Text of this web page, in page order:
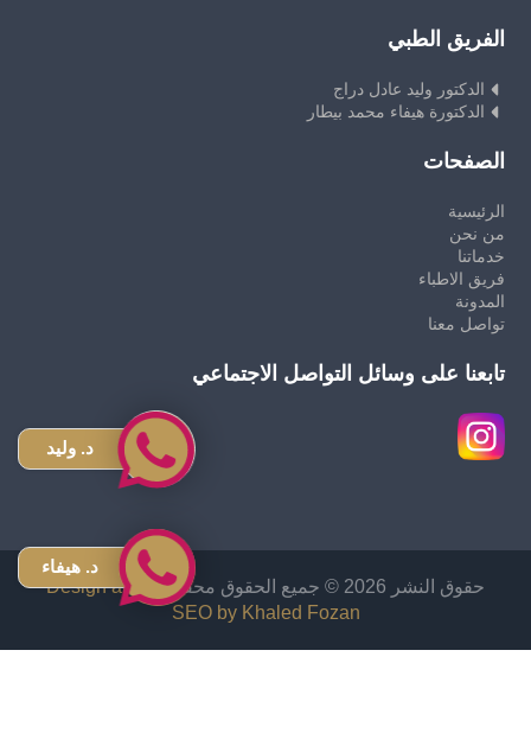
الفريق الطبي
الدكتور وليد عادل دراج
الدكتورة هيفاء محمد بيطار
الصفحات
الرئيسية
من نحن
خدماتنا
فريق الاطباء
المدونة
تواصل معنا
تابعنا على وسائل التواصل الاجتماعي
حقوق النشر 2026 © جميع الحقوق محفوظة
Design and
SEO by Khaled Fozan
د. وليد
د. هيفاء